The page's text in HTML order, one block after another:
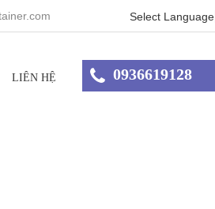
Select Language
LIÊN HỆ 0936619128